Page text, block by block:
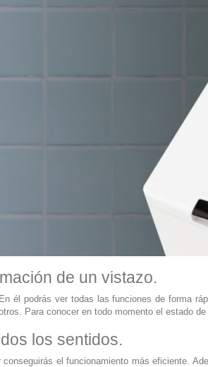
de un vistazo.
él podrás ver todas las funciones de forma
Para conocer en todo momento el estado
los sentidos.
el funcionamiento más eficiente.